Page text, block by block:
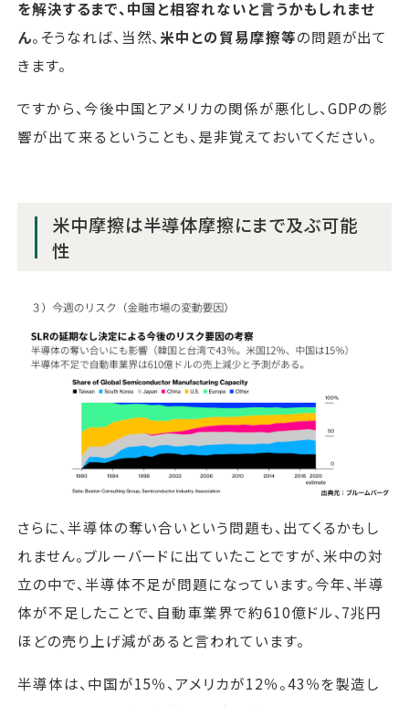
を解決するまで、中国と相容れないと言うかもしれませ
ん。そうなれば、当然、 米中との貿易摩擦等の問題が出て
きます。
ですから、今後中国とアメリカの関係が悪化し、GDPの影
響が出て来るということも、是非覚えておいてください。
米中摩擦は半導体摩擦にまで及ぶ可能
性
さらに、半導体の奪い合いという問題も、出てくるかもし
れません。ブルーバードに出ていたことですが、米中の対
立の中で、半導体不足が問題になっています。今年、半導
体が不足したことで、自動車業界で約610億ドル、7兆円
ほどの売り上げ減があると言われています。
半導体は、中国が15％、アメリカが12％。43％を製造し